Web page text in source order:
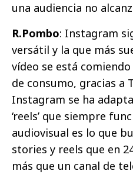
una audiencia no
R.Pombo: Instagram
versátil y la que más
vídeo se está
de consumo, gracias a
Instagram se ha
‘reels’ que siempre
audiovisual es lo que
stories y reels que en
más que un canal de